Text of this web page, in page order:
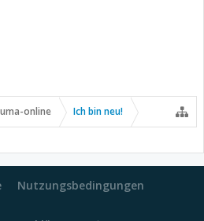
online Ich bin neu!
Nutzungsbedingungen